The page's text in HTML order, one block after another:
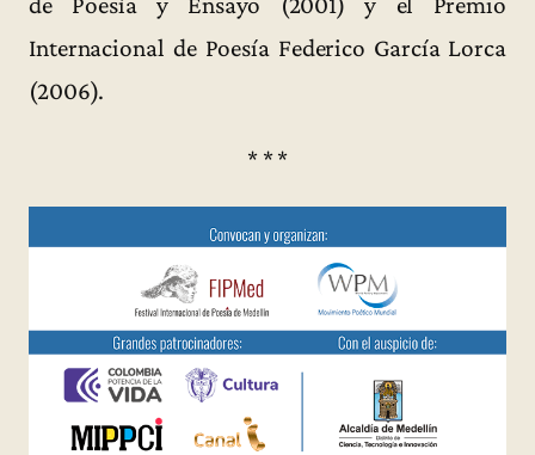
Internacional de Poesía Federico García Lorca
(2006).
* * *